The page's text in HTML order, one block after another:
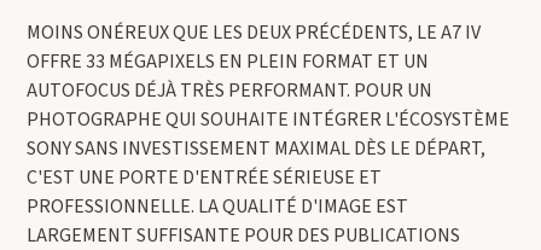
MOINS ONÉREUX QUE LES DEUX PRÉCÉDENTS, LE A7 IV
OFFRE 33 MÉGAPIXELS EN PLEIN FORMAT ET UN
AUTOFOCUS DÉJÀ TRÈS PERFORMANT. POUR UN
PHOTOGRAPHE QUI SOUHAITE INTÉGRER L'ÉCOSYSTÈME
SONY SANS INVESTISSEMENT MAXIMAL DÈS LE DÉPART,
C'EST UNE PORTE D'ENTRÉE SÉRIEUSE ET
PROFESSIONNELLE. LA QUALITÉ D'IMAGE EST
LARGEMENT SUFFISANTE POUR DES PUBLICATIONS